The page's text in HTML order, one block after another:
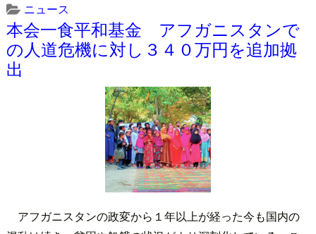
ニュース
本会一食平和基金 アフガニスタンで
の人道危機に対し３４０万円を追加拠
出
アフガニスタンの政変から１年以上が経った今も国内の